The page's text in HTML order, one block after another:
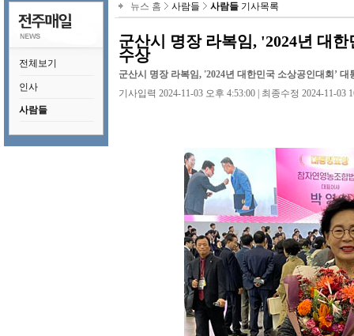
전체보기
인사
사람들
뉴스 홈 사람들 사람들 기사목록
군산시 명장 라복임, '2024년 대
수상
군산시 명장 라복임, '2024년 대한민국 소상공인대회’ 대
기사입력 2024-11-03 오후 4:53:00 | 최종수정 2024-11-03